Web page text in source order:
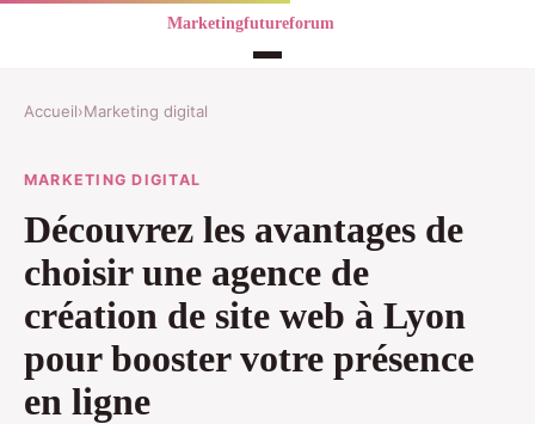
Accueil›Marketing digital
MARKETING DIGITAL
Découvrez les avantages de
choisir une agence de
création de site web à Lyon
pour booster votre présence
en ligne